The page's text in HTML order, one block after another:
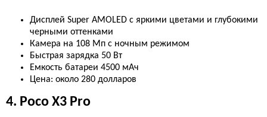
Дисплей Super AMOLED с яркими цветами и глубокими
черными оттенками
Камера на 108 Мп с ночным режимом
Быстрая зарядка 50 Вт
Емкость батареи 4500 мАч
Цена: около 280 долларов
4. Poco X3 Pro